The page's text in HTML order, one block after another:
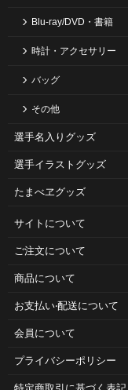
Blu-ray/DVD・書籍
時計・アクセサリー
バッグ
その他
選手名入りグッズ
選手イラストグッズ
たまべヱグッズ
サイトについて
ご注⽂について
商品について
お⽀払い‧配送について
会員について
プライバシーポリシー